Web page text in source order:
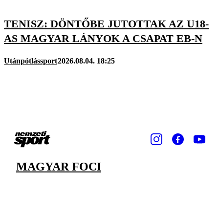
TENISZ: DÖNTŐBE JUTOTTAK AZ U18-
AS MAGYAR LÁNYOK A CSAPAT EB-N
Utánpótlássport2026.08.04. 18:25
MAGYAR FOCI